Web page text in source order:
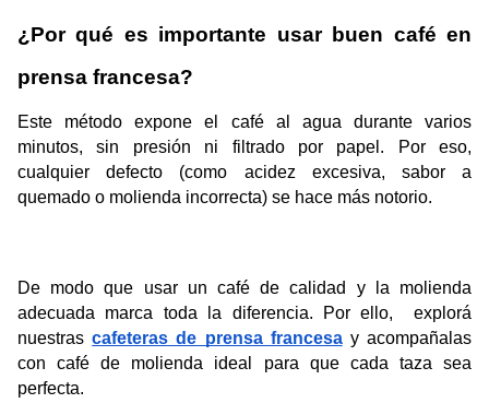
¿Por qué es importante usar buen café en
prensa francesa?
Este método expone el café al agua durante varios
minutos, sin presión ni filtrado por papel. Por eso,
cualquier defecto (como acidez excesiva, sabor a
quemado o molienda incorrecta) se hace más notorio.
De modo que usar un café de calidad y la molienda
adecuada marca toda la diferencia. Por ello,  explorá
nuestras cafeteras de prensa francesa y acompañalas
con café de molienda ideal para que cada taza sea
perfecta.